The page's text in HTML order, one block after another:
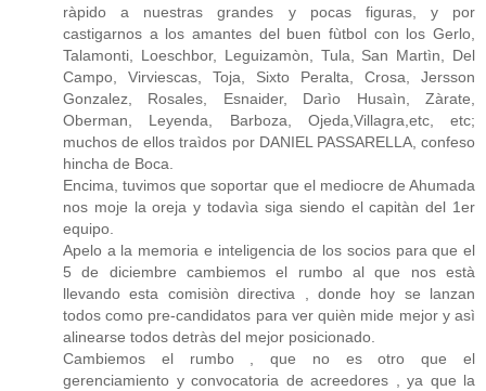
ràpido a nuestras grandes y pocas figuras, y por
castigarnos a los amantes del buen fùtbol con los Gerlo,
Talamonti, Loeschbor, Leguizamòn, Tula, San Martìn, Del
Campo, Virviescas, Toja, Sixto Peralta, Crosa, Jersson
Gonzalez, Rosales, Esnaider, Darìo Husaìn, Zàrate,
Oberman, Leyenda, Barboza, Ojeda,Villagra,etc, etc;
muchos de ellos traìdos por DANIEL PASSARELLA, confeso
hincha de Boca.
Encima, tuvimos que soportar que el mediocre de Ahumada
nos moje la oreja y todavìa siga siendo el capitàn del 1er
equipo.
Apelo a la memoria e inteligencia de los socios para que el
5 de diciembre cambiemos el rumbo al que nos està
llevando esta comisiòn directiva , donde hoy se lanzan
todos como pre-candidatos para ver quièn mide mejor y asì
alinearse todos detràs del mejor posicionado.
Cambiemos el rumbo , que no es otro que el
gerenciamiento y convocatoria de acreedores , ya que la